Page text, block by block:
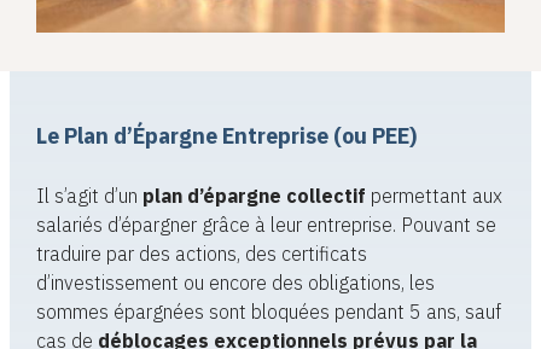
Le Plan d’Épargne Entreprise (ou PEE)
Il s’agit d’un plan d’épargne collectif permettant aux
salariés d’épargner grâce à leur entreprise. Pouvant se
traduire par des actions, des certificats
d’investissement ou encore des obligations, les
sommes épargnées sont bloquées pendant 5 ans, sauf
cas de déblocages exceptionnels prévus par la